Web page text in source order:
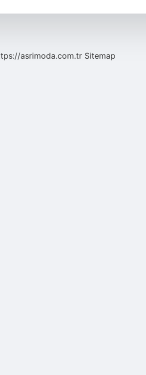
asrimoda.com.tr Sitemap